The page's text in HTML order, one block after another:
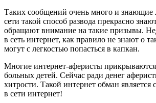
Таких сообщений очень много и
сети такой способ развода прекрасно
обращают внимание на такие призывы.
в сеть интернет, как правило не знают о
могут с легкостью попасться в капкан.
Многие интернет-аферисты
больных детей. Сейчас ради денег
хитрости. Такой интернет обман
в сети интернет!